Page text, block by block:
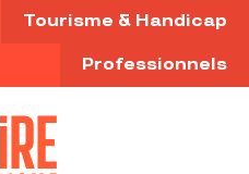
Tourisme & Handicap
Professionnels